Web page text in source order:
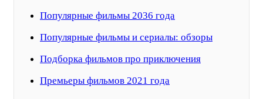
Популярные фильмы 2036 года
Популярные фильмы и сериалы: обзоры
Подборка фильмов про приключения
Премьеры фильмов 2021 года